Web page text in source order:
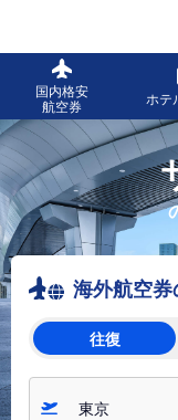
国内格安
航空券
ホテ
海外航空
往復
東京